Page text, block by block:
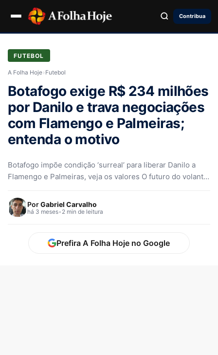
Contribua
FUTEBOL
A Folha Hoje› Futebol
Botafogo exige R$ 234 milhões
por Danilo e trava negociações
com Flamengo e Palmeiras;
entenda o motivo
Botafogo impõe condição ‘surreal’ para liberar Danilo a
Flamengo e Palmeiras, veja os valores O futuro do volante
PorGabriel Carvalho
há 3 meses• 2 min de leitura
Prefira A Folha Hoje no Google